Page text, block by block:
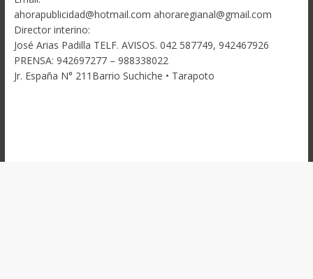
ahorapublicidad@hotmail.com ahoraregianal@gmail.com
Director interino:
José Arias Padilla TELF. AVISOS. 042 587749, 942467926
PRENSA: 942697277 – 988338022
Jr. España N° 211Barrio Suchiche • Tarapoto